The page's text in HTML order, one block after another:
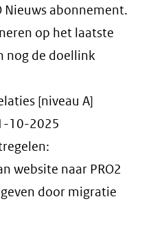
Nieuws abonnement.
op het laatste
nog de doellink
[niveau A]
10-2025
website naar PRO2
door migratie